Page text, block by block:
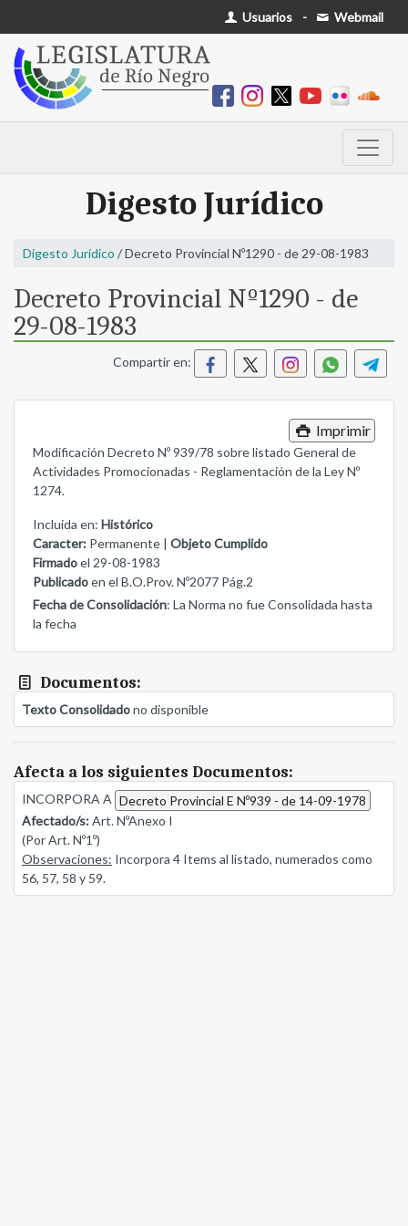
Usuarios - Webmail
Digesto Jurídico
Digesto Jurídico / Decreto Provincial Nº1290 - de 29-08-1983
Decreto Provincial Nº1290 - de
29-08-1983
Compartir en:
Imprimir
Modificación Decreto Nº 939/78 sobre listado General de
Actividades Promocionadas - Reglamentación de la Ley Nº
1274.
Incluida en: Histórico
Caracter: Permanente | Objeto Cumplido
Firmadoel 29-08-1983
Publicadoen el B.O.Prov. Nº2077 Pág.2
Fecha de Consolidación: La Norma no fue Consolidada hasta
la fecha
Documentos:
Texto Consolidadono disponible
Afecta a los siguientes Documentos:
INCORPORA A Decreto Provincial E Nº939 - de 14-09-1978
Afectado/s:Art. NºAnexo I
(Por Art. Nº1º)
Observaciones: Incorpora 4 Items al listado, numerados como
56, 57, 58 y 59.